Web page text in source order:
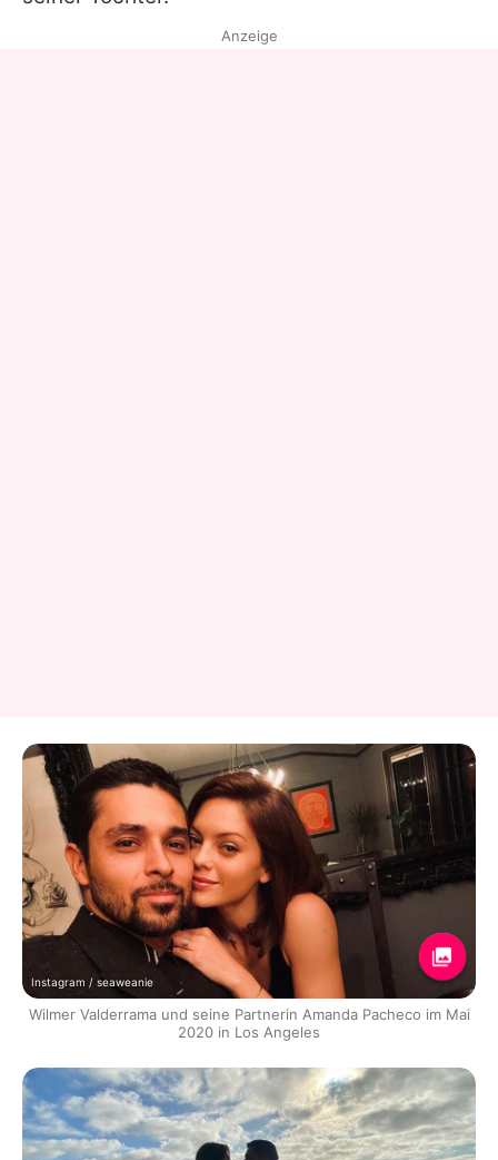
Anzeige
Instagram / seaweanie
Wilmer Valderrama und seine Partnerin Amanda Pacheco im Mai
2020 in Los Angeles